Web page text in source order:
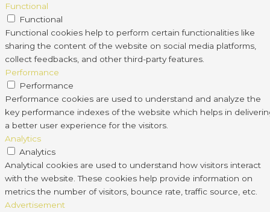
Functional
Functional
Functional cookies help to perform certain functionalities like
sharing the content of the website on social media platforms,
collect feedbacks, and other third-party features.
Performance
Performance
Performance cookies are used to understand and analyze the
key performance indexes of the website which helps in
a better user experience for the visitors.
Analytics
Analytics
Analytical cookies are used to understand how visitors interact
with the website. These cookies help provide information on
metrics the number of visitors, bounce rate, traffic source, etc.
Advertisement